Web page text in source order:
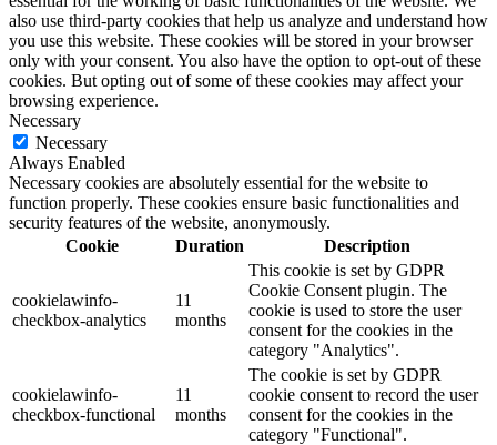
also use third-party cookies that help us analyze and understand how
you use this website. These cookies will be stored in your browser
only with your consent. You also have the option to opt-out of these
cookies. But opting out of some of these cookies may affect your
browsing experience.
Necessary
Necessary
Always Enabled
Necessary cookies are absolutely essential for the website to
function properly. These cookies ensure basic functionalities and
security features of the website, anonymously.
Cookie
Duration Description
cookielawinfo-
checkbox-analytics
11
months
This cookie is set by GDPR
Cookie Consent plugin. The
cookie is used to store the user
consent for the cookies in the
category "Analytics".
cookielawinfo-
checkbox-functional
11
months
The cookie is set by GDPR
cookie consent to record the user
consent for the cookies in the
category "Functional".